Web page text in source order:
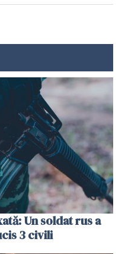
Un soldat rus a
3 civili